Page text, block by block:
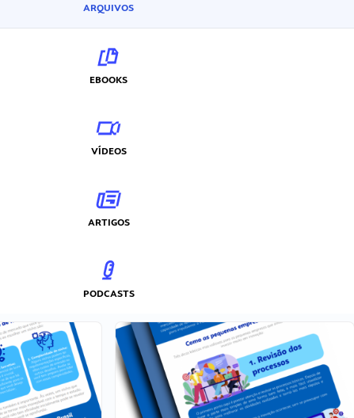
ARQUIVOS
EBOOKS
VÍDEOS
ARTIGOS
PODCASTS